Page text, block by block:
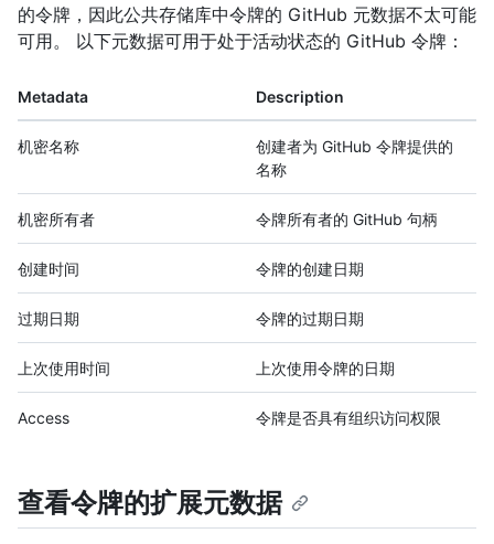
的令牌，因此公共存储库中令牌的 GitHub 元数据不太可能
可用。 以下元数据可用于处于活动状态的 GitHub 令牌：
Metadata Description
机密名称
创建者为 GitHub 令牌提供的
名称
机密所有者 令牌所有者的 GitHub 句柄
创建时间 令牌的创建日期
过期日期 令牌的过期日期
上次使用时间 上次使用令牌的日期
Access 令牌是否具有组织访问权限
查看令牌的扩展元数据